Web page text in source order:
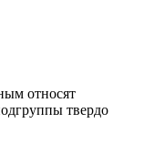
относят
твердо